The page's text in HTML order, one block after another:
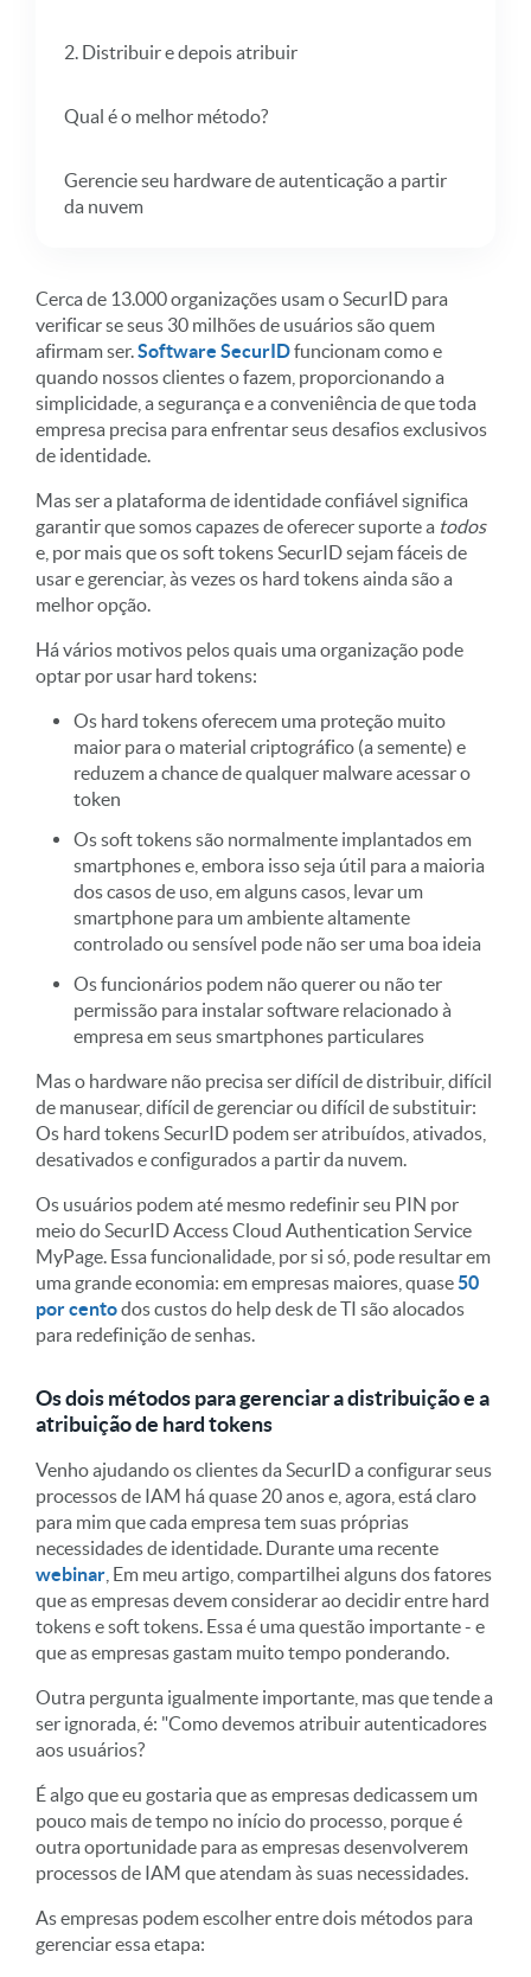
2. Distribuir e depois atribuir
Qual é o melhor método?
Gerencie seu hardware de autenticação a partir
da nuvem
Cerca de 13.000 organizações usam o SecurID para
verificar se seus 30 milhões de usuários são quem
afirmam ser. Software SecurIDfuncionam como e
quando nossos clientes o fazem, proporcionando a
simplicidade, a segurança e a conveniência de que toda
empresa precisa para enfrentar seus desafios exclusivos
de identidade.
Mas ser a plataforma de identidade confiável significa
garantir que somos capazes de oferecer suporte a todos
e, por mais que os soft tokens SecurID sejam fáceis de
usar e gerenciar, às vezes os hard tokens ainda são a
melhor opção.
Há vários motivos pelos quais uma organização pode
optar por usar hard tokens:
Os hard tokens oferecem uma proteção muito
maior para o material criptográfico (a semente) e
reduzem a chance de qualquer malware acessar o
token
Os soft tokens são normalmente implantados em
smartphones e, embora isso seja útil para a maioria
dos casos de uso, em alguns casos, levar um
smartphone para um ambiente altamente
controlado ou sensível pode não ser uma boa ideia
Os funcionários podem não querer ou não ter
permissão para instalar software relacionado à
empresa em seus smartphones particulares
Mas o hardware não precisa ser difícil de distribuir, difícil
de manusear, difícil de gerenciar ou difícil de substituir:
Os hard tokens SecurID podem ser atribuídos, ativados,
desativados e configurados a partir da nuvem.
Os usuários podem até mesmo redefinir seu PIN por
meio do SecurID Access Cloud Authentication Service
MyPage. Essa funcionalidade, por si só, pode resultar em
uma grande economia: em empresas maiores, quase 50
por centodos custos do help desk de TI são alocados
para redefinição de senhas.
Os dois métodos para gerenciar a distribuição e a
atribuição de hard tokens
Venho ajudando os clientes da SecurID a configurar seus
processos de IAM há quase 20 anos e, agora, está claro
para mim que cada empresa tem suas próprias
necessidades de identidade. Durante uma recente
webinar , Em meu artigo, compartilhei alguns dos fatores
que as empresas devem considerar ao decidir entre hard
tokens e soft tokens. Essa é uma questão importante - e
que as empresas gastam muito tempo ponderando.
Outra pergunta igualmente importante, mas que tende a
ser ignorada, é: "Como devemos atribuir autenticadores
aos usuários?
É algo que eu gostaria que as empresas dedicassem um
pouco mais de tempo no início do processo, porque é
outra oportunidade para as empresas desenvolverem
processos de IAM que atendam às suas necessidades.
As empresas podem escolher entre dois métodos para
gerenciar essa etapa: